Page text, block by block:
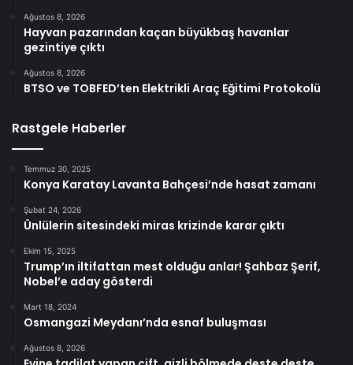
Ağustos 8, 2026
Hayvan pazarından kaçan büyükbaş havanlar
gezintiye çıktı
Ağustos 8, 2026
BTSO ve TOBFED’ten Elektrikli Araç Eğitimi Protokolü
Rastgele Haberler
Temmuz 30, 2025
Konya Karatay Lavanta Bahçesi’nde hasat zamanı
Şubat 24, 2026
Ünlülerin sitesindeki miras krizinde karar çıktı
Ekim 15, 2025
Trump’ın iltifattan mest olduğu anlar! Şahbaz Şerif,
Nobel’e aday gösterdi
Mart 18, 2024
Osmangazi Meydanı’nda esnaf buluşması
Ağustos 8, 2026